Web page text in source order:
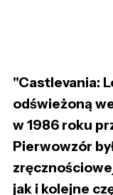
"Castlevania:
odświeżoną
w 1986 roku
Pierwowzór
jak i kolejne